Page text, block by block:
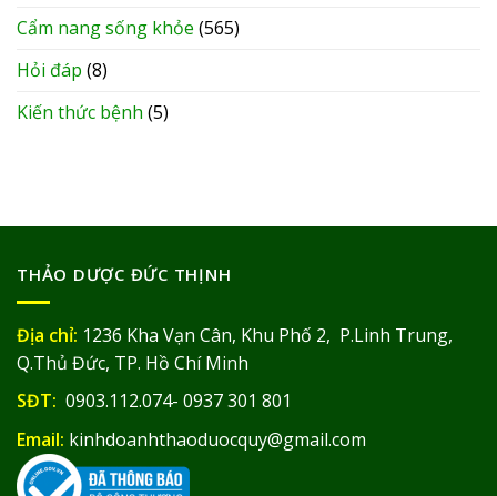
Cẩm nang sống khỏe (565)
Hỏi đáp (8)
Kiến thức bệnh (5)
THẢO DƯỢC ĐỨC THỊNH
Địa chỉ: 1236 Kha Vạn Cân, Khu Phố 2, P.Linh Trung,
Q.Thủ Đức, TP. Hồ Chí Minh
SĐT: 0903.112.074- 0937 301 801
Email: kinhdoanhthaoduocquy@gmail.com